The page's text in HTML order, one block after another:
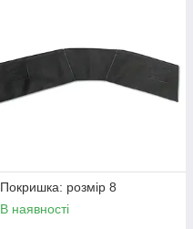
Покришка: розмір 8
В наявності